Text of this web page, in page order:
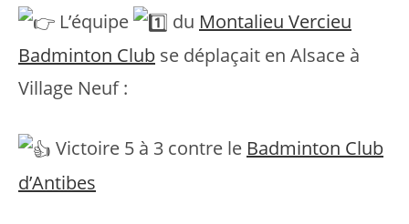
L’équipe du Montalieu Vercieu
Badminton Club se déplaçait en Alsace à
Village Neuf :
Victoire 5 à 3 contre le Badminton Club
d’Antibes